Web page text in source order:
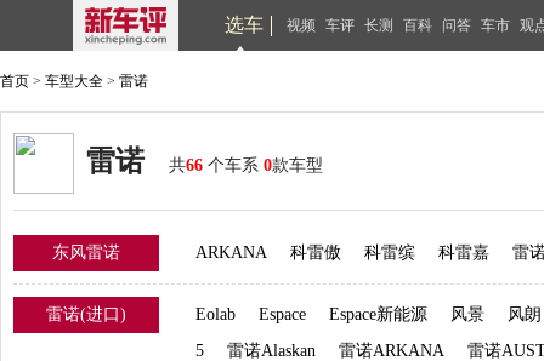
选车 视频 车评 长测 百科 问答 车市 观
首页 > 车型大全 > 雷诺
雷诺 共66 个车系 0款车型
东风雷诺 ARKANA 科雷傲 科雷缤 科雷嘉 雷
雷诺(进口) Eolab Espace Espace新能源 风景
风朗
5
雷诺Alaskan 雷诺ARKANA
雷诺